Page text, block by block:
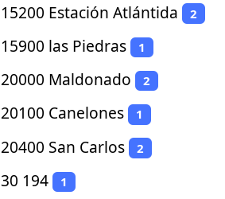
15200 Estación Atlántida 2
15900 las Piedras 1
20000 Maldonado 2
20100 Canelones 1
20400 San Carlos 2
30 194 1